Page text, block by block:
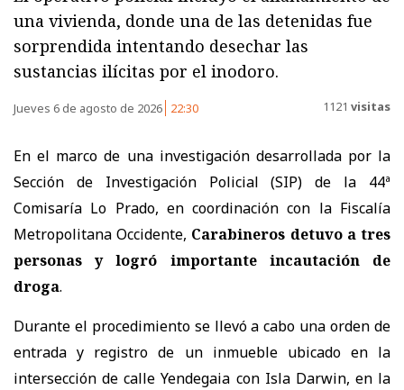
una vivienda, donde una de las detenidas fue
sorprendida intentando desechar las
sustancias ilícitas por el inodoro.
Jueves 6 de agosto de 2026 22:30 1121 visitas
En el marco de una investigación desarrollada por la
Sección de Investigación Policial (SIP) de la 44ª
Comisaría Lo Prado, en coordinación con la Fiscalía
Metropolitana Occidente, Carabineros detuvo a tres
personas y logró importante incautación de
droga.
Durante el procedimiento se llevó a cabo una orden de
entrada y registro de un inmueble ubicado en la
intersección de calle Yendegaia con Isla Darwin, en la